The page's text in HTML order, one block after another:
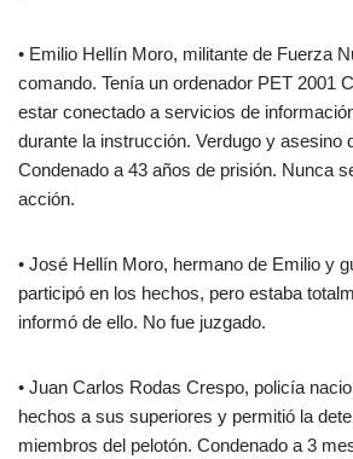
• Emilio Hellín Moro, militante de Fuerza
comando. Tenía un ordenador PET 2001
estar conectado a servicios de
durante la instrucción. Verdugo y asesino
Condenado a 43 años de prisión. Nunca
acción.
• José Hellín Moro, hermano de Emilio y
participó en los hechos, pero estaba
informó de ello. No fue juzgado.
• Juan Carlos Rodas Crespo, policía
hechos a sus superiores y permitió la
miembros del pelotón. Condenado a 3